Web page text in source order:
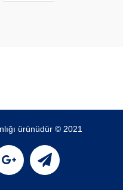
ürünüdür © 2021